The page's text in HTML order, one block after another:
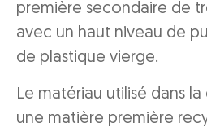
première secondaire de
avec un haut niveau de
de plastique vierge.
Le matériau utilisé dans
une matière première